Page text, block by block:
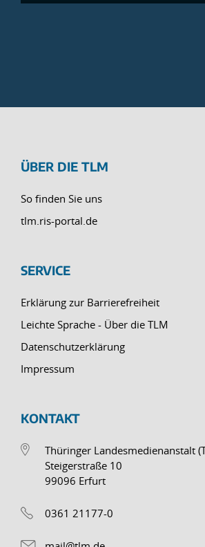
ÜBER DIE TLM
So finden Sie uns
tlm.ris-portal.de
SERVICE
Erklärung zur Barrierefreiheit
Leichte Sprache - Über die TLM
Datenschutzerklärung
Impressum
KONTAKT
Thüringer Landesmedienanstalt
Steigerstraße 10
99096 Erfurt
0361 21177-0